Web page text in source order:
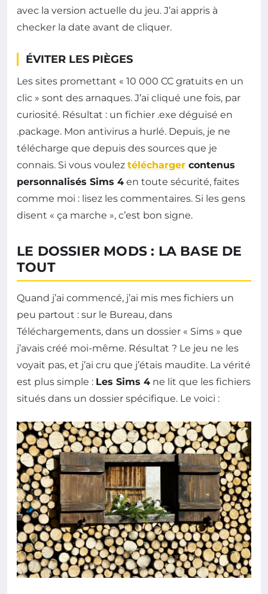
avec la version actuelle du jeu. J’ai appris à
checker la date avant de cliquer.
ÉVITER LES PIÈGES
Les sites promettant « 10 000 CC gratuits en un
clic » sont des arnaques. J’ai cliqué une fois, par
curiosité. Résultat : un fichier .exe déguisé en
.package. Mon antivirus a hurlé. Depuis, je ne
télécharge que depuis des sources que je
connais. Si vous voulez télécharger contenus
personnalisés Sims 4 en toute sécurité, faites
comme moi : lisez les commentaires. Si les gens
disent « ça marche », c’est bon signe.
LE DOSSIER MODS : LA BASE DE
TOUT
Quand j’ai commencé, j’ai mis mes fichiers un
peu partout : sur le Bureau, dans
Téléchargements, dans un dossier « Sims » que
j’avais créé moi-même. Résultat ? Le jeu ne les
voyait pas, et j’ai cru que j’étais maudite. La vérité
est plus simple : Les Sims 4 ne lit que les fichiers
situés dans un dossier spécifique. Le voici :